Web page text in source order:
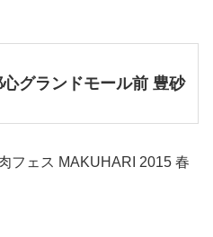
グランドモール前 豊砂
フェス MAKUHARI 2015 春